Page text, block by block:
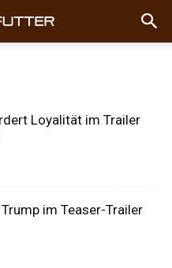
Loyalität im Trailer
im Teaser-Trailer